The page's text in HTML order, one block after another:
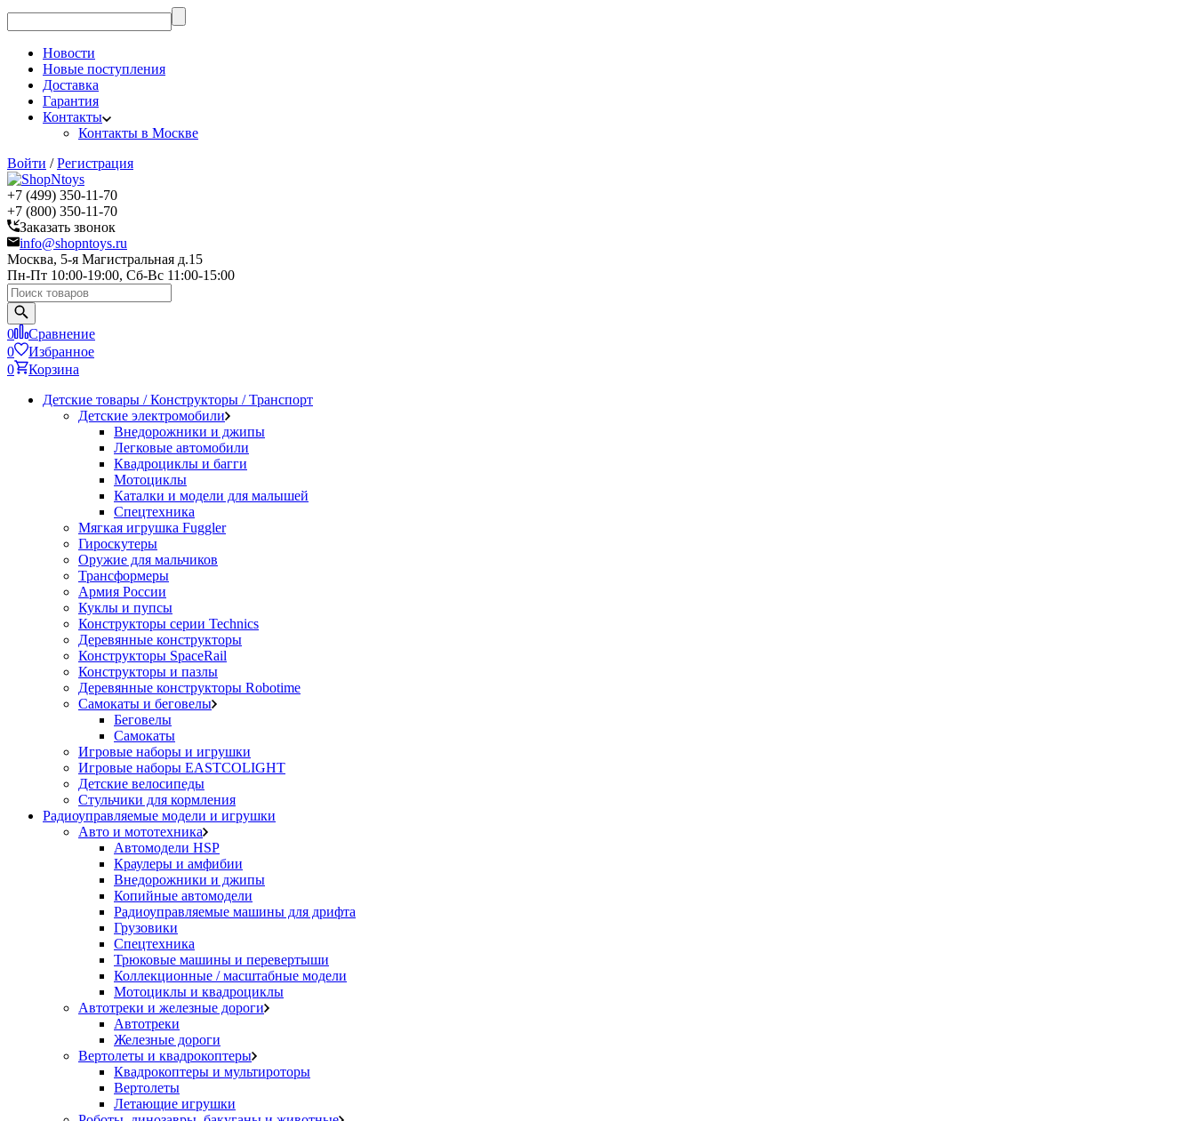
Новости
Новые поступления
Доставка
Гарантия
Контакты
Контакты в Москве
Войти /Регистрация
+7 (499) 350-11-70
+7 (800) 350-11-70
Заказать звонок
info@shopntoys.ru
Москва, 5-я Магистральная д.15
Пн-Пт 10:00-19:00, Сб-Вс 11:00-15:00
0
Сравнение
0
Избранное
0
Корзина
Детские товары / Конструкторы / Транспорт
Детские электромобили
Внедорожники и джипы
Легковые автомобили
Квадроциклы и багги
Мотоциклы
Каталки и модели для малышей
Спецтехника
Мягкая игрушка Fuggler
Гироскутеры
Оружие для мальчиков
Трансформеры
Армия России
Куклы и пупсы
Конструкторы серии Technics
Деревянные конструкторы
Конструкторы SpaceRail
Конструкторы и пазлы
Деревянные конструкторы Robotime
Самокаты и беговелы
Беговелы
Самокаты
Игровые наборы и игрушки
Игровые наборы EASTCOLIGHT
Детские велосипеды
Стульчики для кормления
Радиоуправляемые модели и игрушки
Авто и мототехника
Автомодели HSP
Краулеры и амфибии
Внедорожники и джипы
Копийные автомодели
Радиоуправляемые машины для дрифта
Грузовики
Спецтехника
Трюковые машины и перевертыши
Коллекционные / масштабные модели
Мотоциклы и квадроциклы
Автотреки и железные дороги
Автотреки
Железные дороги
Вертолеты и квадрокоптеры
Квадрокоптеры и мультироторы
Вертолеты
Летающие игрушки